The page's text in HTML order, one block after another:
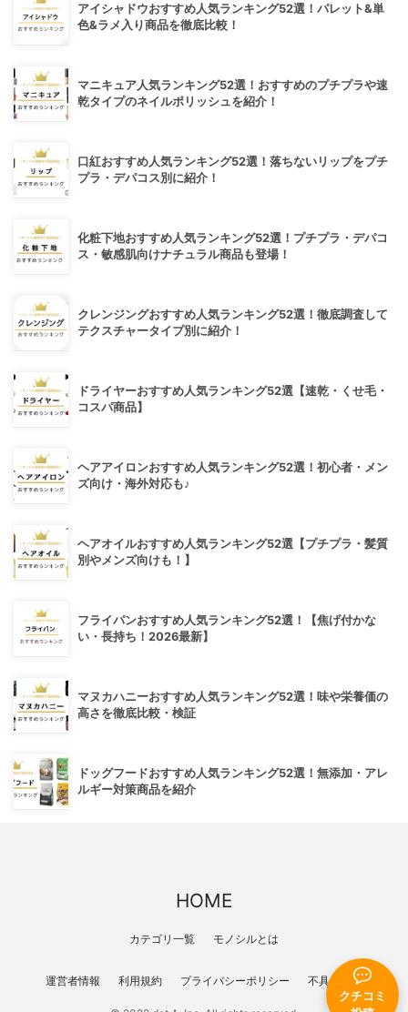
クチコミ
アイシャドウおすすめ人気ランキング52選！パレット&単
色&ラメ入り商品を徹底比較！
マニキュア人気ランキング52選！おすすめのプチプラや速
乾タイプのネイルポリッシュを紹介！
口紅おすすめ人気ランキング52選！落ちないリップをプチ
プラ・デパコス別に紹介！
化粧下地おすすめ人気ランキング52選！プチプラ・デパコ
ス・敏感肌向けナチュラル商品も登場！
クレンジングおすすめ人気ランキング52選！徹底調査して
テクスチャータイプ別に紹介！
ドライヤーおすすめ人気ランキング52選【速乾・くせ毛・
コスパ商品】
ヘアアイロンおすすめ人気ランキング52選！初心者・メン
ズ向け・海外対応も♪
ヘアオイルおすすめ人気ランキング52選【プチプラ・髪質
別やメンズ向けも！】
フライパンおすすめ人気ランキング52選！【焦げ付かな
い・長持ち！2026最新】
マヌカハニーおすすめ人気ランキング52選！味や栄養価の
高さを徹底比較・検証
ドッグフードおすすめ人気ランキング52選！無添加・アレ
ルギー対策商品を紹介
HOME
カテゴリ一覧 モノシルとは
運営者情報 利用規約 プライバシーポリシー 不具合報告